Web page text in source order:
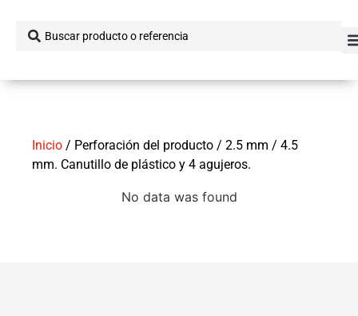
Inicio / Perforación del producto / 2.5 mm / 4.5
mm. Canutillo de plástico y 4 agujeros.
No data was found